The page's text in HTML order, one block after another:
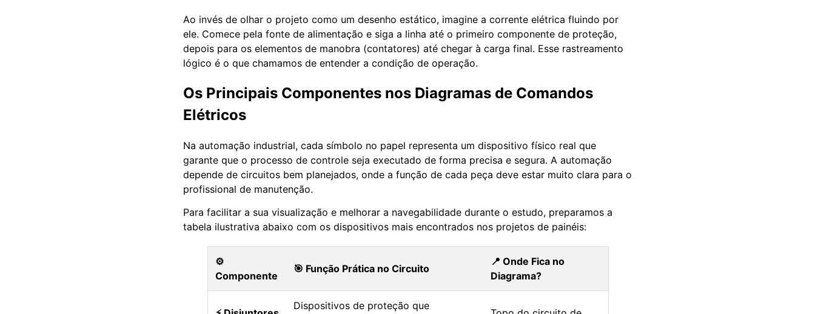
Ao invés de olhar o projeto como um desenho estático, imagine a corrente elétrica fluindo por
ele. Comece pela fonte de alimentação e siga a linha até o primeiro componente de proteção,
depois para os elementos de manobra (contatores) até chegar à carga final. Esse rastreamento
lógico é o que chamamos de entender a condição de operação.
Os Principais Componentes nos Diagramas de Comandos
Elétricos
Na automação industrial, cada símbolo no papel representa um dispositivo físico real que
garante que o processo de controle seja executado de forma precisa e segura. A automação
depende de circuitos bem planejados, onde a função de cada peça deve estar muito clara para o
profissional de manutenção.
Para facilitar a sua visualização e melhorar a navegabilidade durante o estudo, preparamos a
tabela ilustrativa abaixo com os dispositivos mais encontrados nos projetos de painéis:
⚙️
Componente
🎯 Função Prática no Circuito
📍 Onde Fica no
Diagrama?
Dispositivos de proteção que